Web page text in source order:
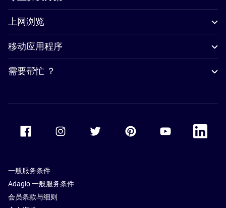
上网浏览
移动应用程序
需要帮忙 ？
Accor Youtube
Accor
一般服务条件
Adagio 一般服务条件
会员条款与细则